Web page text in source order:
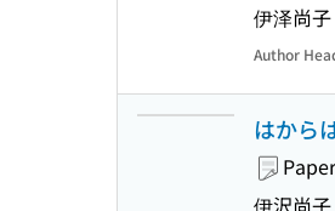
伊泽尚
Author
はから
Paper
伊沢尚